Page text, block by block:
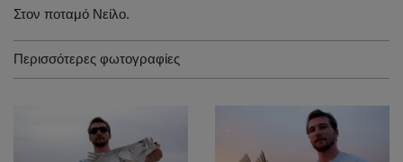
Στον ποταμό Νείλο.
Περισσότερες φωτογραφίες